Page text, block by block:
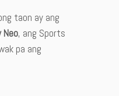
taon ay ang
Neo, ang Sports
pa ang